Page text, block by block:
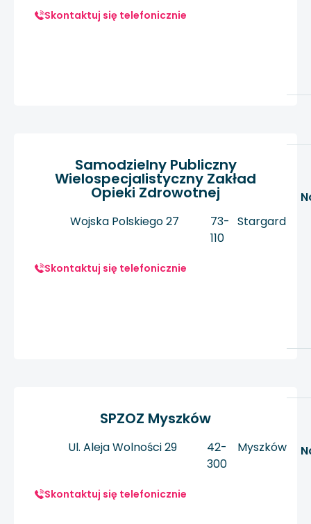
Skontaktuj się telefonicznie
Samodzielny Publiczny
Wielospecjalistyczny Zakład
Opieki Zdrowotnej
Wojska Polskiego 27
73-
110
Stargard
Skontaktuj się telefonicznie
SPZOZ Myszków
Ul. Aleja Wolności 29
42-
300
Myszków
Skontaktuj się telefonicznie